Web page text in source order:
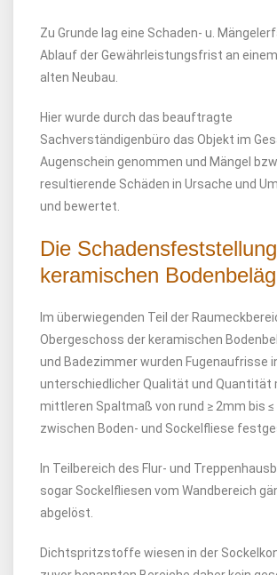
Zu Grunde lag eine Schaden- u.
Ablauf der Gewährleistungsfrist an
alten Neubau.
Hier wurde durch das beauftragte
Sachverständigenbüro das Objekt im
Augenschein genommen und Mängel
resultierende Schäden in Ursache und
und bewertet.
Die
keramischen
Im überwiegenden Teil der
Obergeschoss der keramischen
und Badezimmer wurden Fugenaufrisse
unterschiedlicher Qualität und Quantität
mittleren Spaltmaß von rund ≥ 2mm bis ≤
zwischen Boden- und Sockelfliese
In Teilbereich des Flur- und
sogar Sockelfliesen vom Wandbereich
abgelöst.
Dichtspritzstoffe wiesen in der